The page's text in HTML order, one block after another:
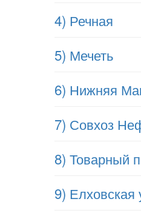
4) Речная
5) Мечеть
6) Нижняя
7) Совхоз
8) Товарный
9) Елховская